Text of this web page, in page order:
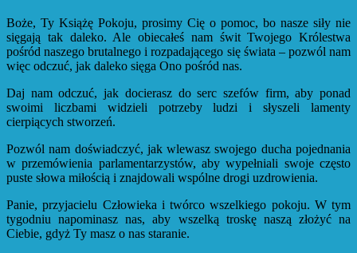
Boże, Ty Książę Pokoju, prosimy Cię o pomoc, bo nasze siły nie
sięgają tak daleko. Ale obiecałeś nam świt Twojego Królestwa
pośród naszego brutalnego i rozpadającego się świata – pozwól nam
więc odczuć, jak daleko sięga Ono pośród nas.
Daj nam odczuć, jak docierasz do serc szefów firm, aby ponad
swoimi liczbami widzieli potrzeby ludzi i słyszeli lamenty
cierpiących stworzeń.
Pozwól nam doświadczyć, jak wlewasz swojego ducha pojednania
w przemówienia parlamentarzystów, aby wypełniali swoje często
puste słowa miłością i znajdowali wspólne drogi uzdrowienia.
Panie, przyjacielu Człowieka i twórco wszelkiego pokoju. W tym
tygodniu napominasz nas, aby wszelką troskę naszą złożyć na
Ciebie, gdyż Ty masz o nas staranie.